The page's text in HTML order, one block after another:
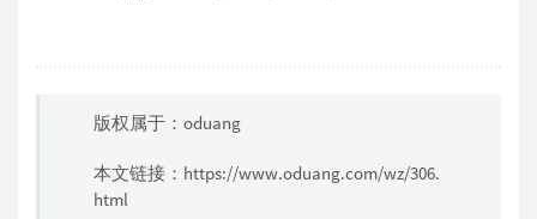
版权属于：oduang
本文链接： https://www.oduang.com/wz/306.
html